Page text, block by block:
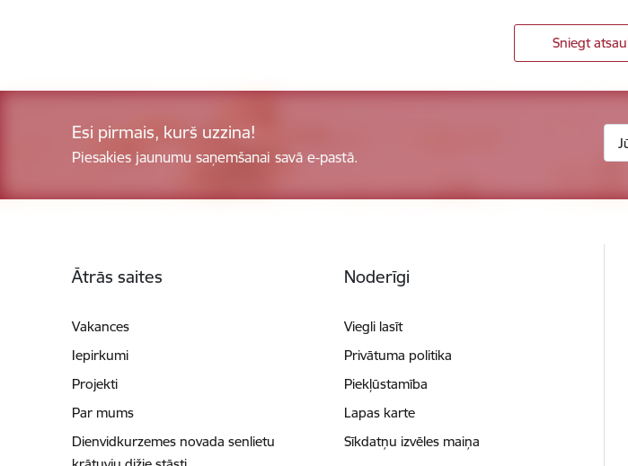
Sniegt
Esi pirmais, kurš uzzina!
Piesakies jaunumu saņemšanai savā e-pastā.
Ātrās saites
Vakances
Iepirkumi
Projekti
Par mums
Dienvidkurzemes novada senlietu
Noderīgi
Viegli lasīt
Privātuma politika
Piekļūstamība
Lapas karte
Sīkdatņu izvēles maiņa